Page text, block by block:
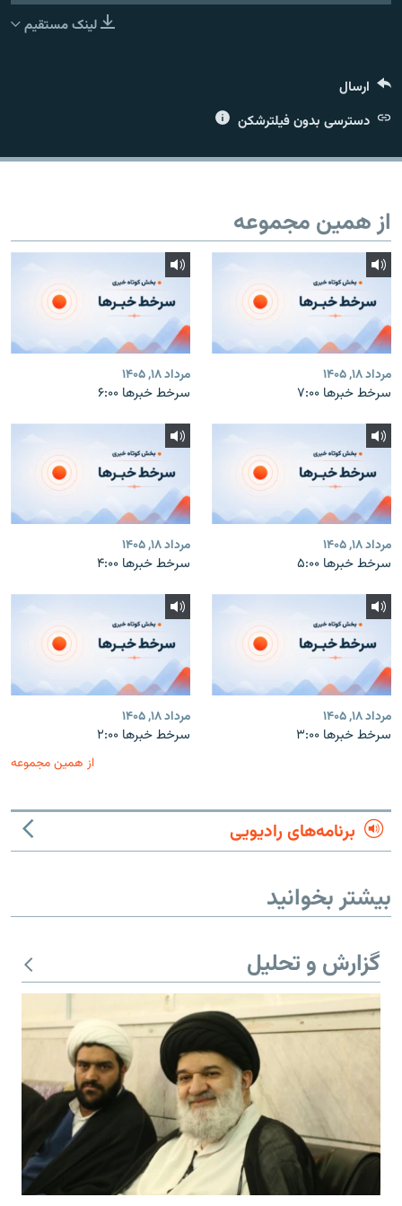
لینک مستقیم
ارسال
دسترسی بدون فیلترشکن
از همین مجموعه
مرداد ۱۸, ۱۴۰۵
سرخط خبرها ۷:۰۰
مرداد ۱۸, ۱۴۰۵
سرخط خبرها ۶:۰۰
مرداد ۱۸, ۱۴۰۵
سرخط خبرها ۵:۰۰
مرداد ۱۸, ۱۴۰۵
سرخط خبرها ۴:۰۰
مرداد ۱۸, ۱۴۰۵
سرخط خبرها ۳:۰۰
مرداد ۱۸, ۱۴۰۵
سرخط خبرها ۲:۰۰
از همین مجموعه
برنامه‌های رادیویی
بیشتر بخوانید
گزارش و تحلیل